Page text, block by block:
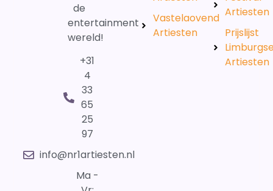
de
entertainment
wereld!
+31
4
33
65
25
97
info@nr1artiesten.nl
Ma -
Vastelaovend
Artiesten
Artiesten
Prijslijst
Artiesten